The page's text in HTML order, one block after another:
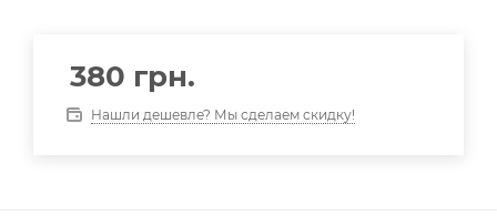
380 грн.
Нашли дешевле? Мы сделаем скидку!